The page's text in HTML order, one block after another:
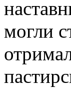
могли